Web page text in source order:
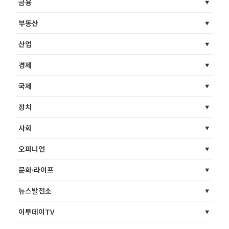
부동산
산업
경제
국제
정치
사회
오피니언
문화·라이프
뉴스발전소
이투데이TV